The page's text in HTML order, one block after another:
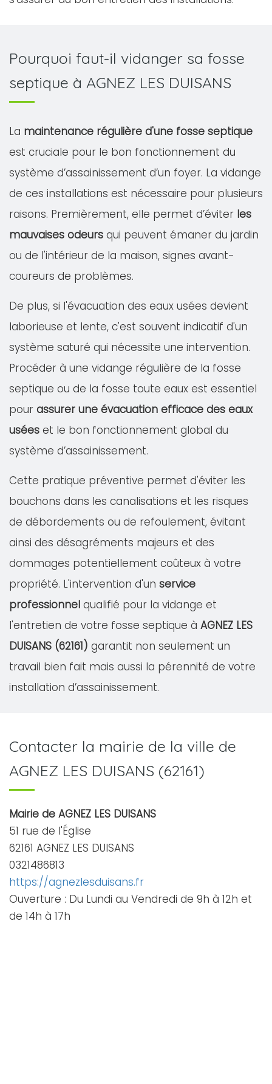
Pourquoi faut-il vidanger sa fosse
septique à AGNEZ LES DUISANS
La maintenance régulière d'une fosse septique
est cruciale pour le bon fonctionnement du
système d’assainissement d’un foyer. La vidange
de ces installations est nécessaire pour plusieurs
raisons. Premièrement, elle permet d’éviter les
mauvaises odeurs qui peuvent émaner du jardin
ou de l'intérieur de la maison, signes avant-
coureurs de problèmes.
De plus, si l'évacuation des eaux usées devient
laborieuse et lente, c'est souvent indicatif d'un
système saturé qui nécessite une intervention.
Procéder à une vidange régulière de la fosse
septique ou de la fosse toute eaux est essentiel
pour assurer une évacuation efficace des eaux
usées et le bon fonctionnement global du
système d’assainissement.
Cette pratique préventive permet d'éviter les
bouchons dans les canalisations et les risques
de débordements ou de refoulement, évitant
ainsi des désagréments majeurs et des
dommages potentiellement coûteux à votre
propriété. L'intervention d'un service
professionnel qualifié pour la vidange et
l'entretien de votre fosse septique à AGNEZ LES
DUISANS (62161) garantit non seulement un
travail bien fait mais aussi la pérennité de votre
installation d’assainissement.
Contacter la mairie de la ville de
AGNEZ LES DUISANS (62161)
Mairie de AGNEZ LES DUISANS
51 rue de l'Église
62161 AGNEZ LES DUISANS
0321486813
https://agnezlesduisans.fr
Ouverture : Du Lundi au Vendredi de 9h à 12h et
de 14h à 17h